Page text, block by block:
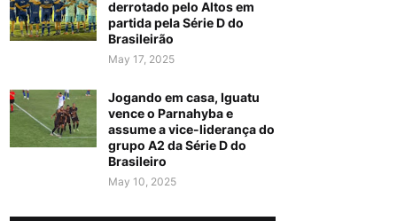
derrotado pelo Altos em
partida pela Série D do
Brasileirão
May 17, 2025
Jogando em casa, Iguatu
vence o Parnahyba e
assume a vice-liderança do
grupo A2 da Série D do
Brasileiro
May 10, 2025